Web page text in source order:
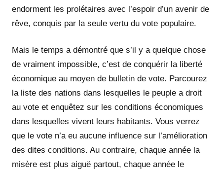
endorment les prolétaires avec l’espoir d’un avenir de
rêve, conquis par la seule vertu du vote populaire.
Mais le temps a démontré que s’il y a quelque chose
de vraiment impossible, c’est de conquérir la liberté
économique au moyen de bulletin de vote. Parcourez
la liste des nations dans lesquelles le peuple a droit
au vote et enquêtez sur les conditions économiques
dans lesquelles vivent leurs habitants. Vous verrez
que le vote n’a eu aucune influence sur l’amélioration
des dites conditions. Au contraire, chaque année la
misère est plus aiguë partout, chaque année le